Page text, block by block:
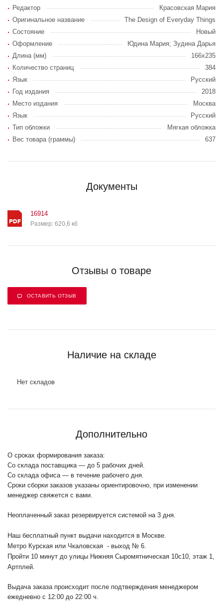
Редактор
Красовская Мария
Оригинальное название
The Design of Everyday Things
Состояние
Новый
Оформление
Юдина Мария; Зудина Дарья
Длина (мм)
166х235
Количество страниц
384
Язык
Русский
Год издания
2018
Место издания
Москва
Язык
Русский
Тип обложки
Мягкая обложка
Вес товара (граммы)
637
Документы
16914
Размер: 620,6 кб
Отзывы о товаре
ОСТАВИТЬ ОТЗЫВ
Наличие на складе
Нет складов
Дополнительно
О сроках формирования заказа:
Со склада поставщика — до 5 рабочих дней.
Со склада офиса — в течение рабочего дня.
Сроки сборки заказов указаны ориентировочно, при изменении
менеджер свяжется с вами.
Неоплаченный заказ резервируется системой на 3 дня.
Наш бесплатный пункт выдачи находится в Москве.
Метро Курская или Чкаловская - выход № 6.
Пройти 10 минут до улицы Нижняя Сыромятническая 10с10, этаж 1,
Артплей.
Выдача заказа происходит после подтверждения менеджером
ежедневно с 12:00 до 22:00 ч.